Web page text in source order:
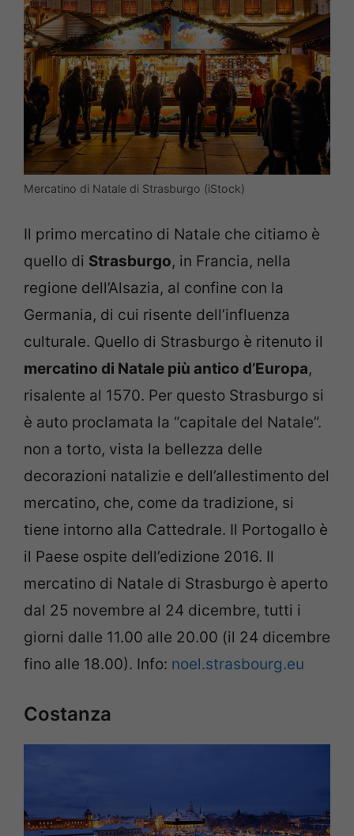
Mercatino di Natale di Strasburgo (iStock)
Il primo mercatino di Natale che citiamo è
quello di Strasburgo, in Francia, nella
regione dell’Alsazia, al confine con la
Germania, di cui risente dell’influenza
culturale. Quello di Strasburgo è ritenuto il
mercatino di Natale più antico d’Europa,
risalente al 1570. Per questo Strasburgo si
è auto proclamata la “capitale del Natale”.
non a torto, vista la bellezza delle
decorazioni natalizie e dell’allestimento del
mercatino, che, come da tradizione, si
tiene intorno alla Cattedrale. Il Portogallo è
il Paese ospite dell’edizione 2016. Il
mercatino di Natale di Strasburgo è aperto
dal 25 novembre al 24 dicembre, tutti i
giorni dalle 11.00 alle 20.00 (il 24 dicembre
fino alle 18.00). Info: noel.strasbourg.eu
Costanza